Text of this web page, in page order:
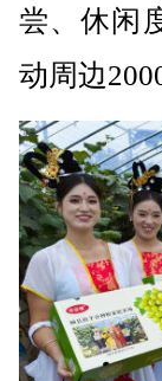
尝、休闲
动周边